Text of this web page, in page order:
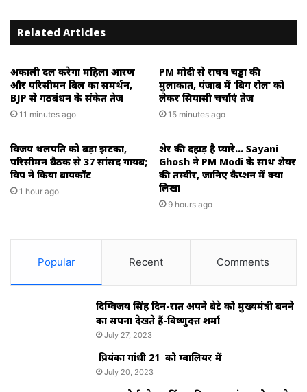
Related Articles
अकाली दल करेगा महिला आरक्षण
और परिसीमन बिल का समर्थन,
BJP से गठबंधन के संकेत तेज
11 minutes ago
PM मोदी से राघव चड्ढा की
मुलाकात, पंजाब में ‘बिग रोल’ को
लेकर सियासी चर्चाएं तेज
15 minutes ago
विजय थलपति को बड़ा झटका,
परिसीमन बैठक से 37 सांसद गायब;
विपक्ष ने किया बायकॉट
1 hour ago
शेर की दहाड़ है प्यारे… Sayani
Ghosh ने PM Modi के साथ शेयर
की तस्वीर, जानिए कैप्शन में क्या
लिखा
9 hours ago
Popular Recent Comments
दिग्विजय सिंह दिन-रात अपने बेटे को मुख्यमंत्री बनने
का सपना देखते हैं-विष्णुदत्त शर्मा
July 27, 2023
प्रियंका गांधी 21 को ग्वालियर में
July 20, 2023